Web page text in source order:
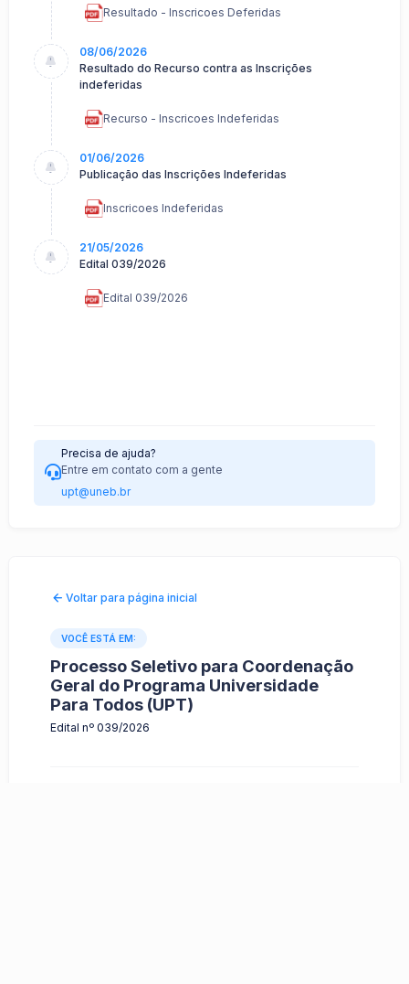
Resultado - Inscricoes Deferidas
08/06/2026
Resultado do Recurso contra as Inscrições
indeferidas
Recurso - Inscricoes Indeferidas
01/06/2026
Publicação das Inscrições Indeferidas
Inscricoes Indeferidas
21/05/2026
Edital 039/2026
Edital 039/2026
Precisa de ajuda?
Entre em contato com a gente
upt@uneb.br
Voltar para página inicial
VOCÊ ESTÁ EM:
Processo Seletivo para Coordenação
Geral do Programa Universidade
Para Todos (UPT)
Edital nº 039/2026